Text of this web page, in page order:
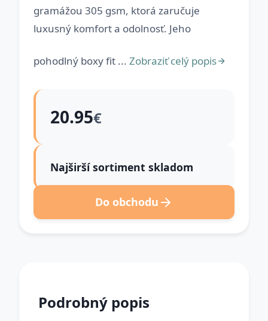
gramážou 305 gsm, ktorá zaručuje
luxusný komfort a odolnosť. Jeho
pohodlný boxy fit ... Zobraziť celý popis
20.95€
Najširší sortiment skladom
Do obchodu
Podrobný popis